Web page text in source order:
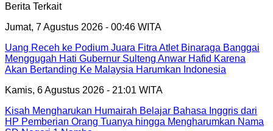
Berita Terkait
Jumat, 7 Agustus 2026 - 00:46 WITA
Uang Receh ke Podium Juara Fitra Atlet Binaraga Banggai
Menggugah Hati Gubernur Sulteng Anwar Hafid Karena
Akan Bertanding Ke Malaysia Harumkan Indonesia
Kamis, 6 Agustus 2026 - 21:01 WITA
Kisah Mengharukan Humairah Belajar Bahasa Inggris dari
HP Pemberian Orang Tuanya hingga Mengharumkan Nama